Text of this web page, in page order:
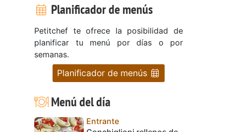
Planificador de menús
Petitchef te ofrece la posibilidad de
planificar tu menú por días o por
semanas.
Planificador de menús
Menú del día
Entrante